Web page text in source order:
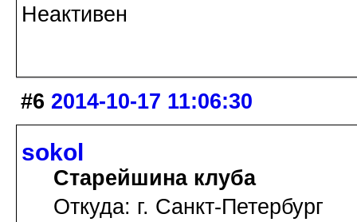
Неактивен
#6 2014-10-17 11:06:30
sokol
Старейшина клуба
Откуда: г. Санкт-Петербург